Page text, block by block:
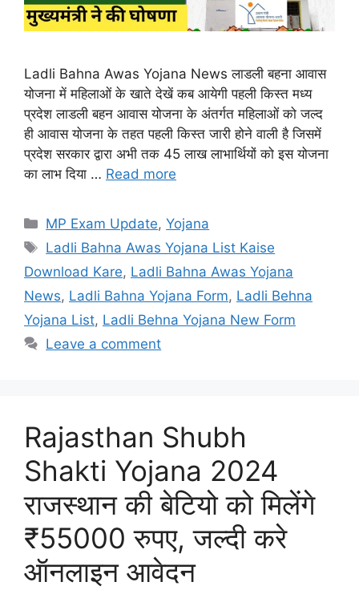
Ladli Bahna Awas Yojana News लाडली बहना आवास
योजना में महिलाओं के खाते देखें कब आयेगी पहली किस्त मध्य
प्रदेश लाडली बहन आवास योजना के अंतर्गत महिलाओं को जल्द
ही आवास योजना के तहत पहली किस्त जारी होने वाली है जिसमें
प्रदेश सरकार द्वारा अभी तक 45 लाख लाभार्थियों को इस योजना
का लाभ दिया … Read more
Categories
MP Exam Update,Yojana
Tags
Ladli Bahna Awas Yojana List Kaise
Download Kare, Ladli Bahna Awas Yojana
News, Ladli Bahna Yojana Form, Ladli Behna
Yojana List, Ladli Behna Yojana New Form
Leave a comment
Rajasthan Shubh
Shakti Yojana 2024
राजस्थान की बेटियो को मिलेंगे
₹55000 रुपए, जल्दी करे
ऑनलाइन आवेदन